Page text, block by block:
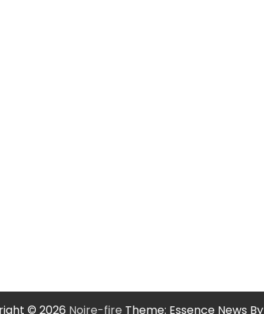
© 2026 Noire-fire Theme: Essence News By